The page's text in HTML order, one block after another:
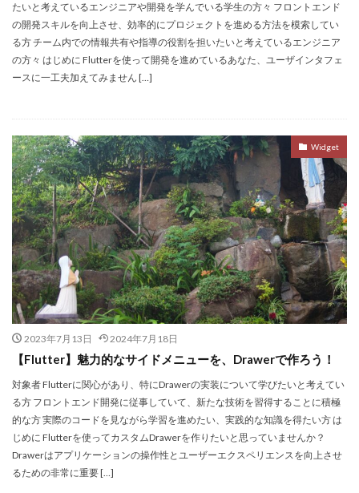
たいと考えているエンジニアや開発を学んでいる学生の方々 フロントエンド
の開発スキルを向上させ、効率的にプロジェクトを進める方法を模索してい
る方 チーム内での情報共有や指導の役割を担いたいと考えているエンジニア
の方々 はじめに Flutterを使って開発を進めているあなた、ユーザインタフェ
ースに一工夫加えてみません […]
Widget
2023年7月13日 2024年7月18日
【Flutter】魅力的なサイドメニューを、Drawerで作ろう！
対象者 Flutterに関心があり、特にDrawerの実装について学びたいと考えてい
る方 フロントエンド開発に従事していて、新たな技術を習得することに積極
的な方 実際のコードを見ながら学習を進めたい、実践的な知識を得たい方 は
じめに Flutterを使ってカスタムDrawerを作りたいと思っていませんか？
Drawerはアプリケーションの操作性とユーザーエクスペリエンスを向上させ
るための非常に重要 […]